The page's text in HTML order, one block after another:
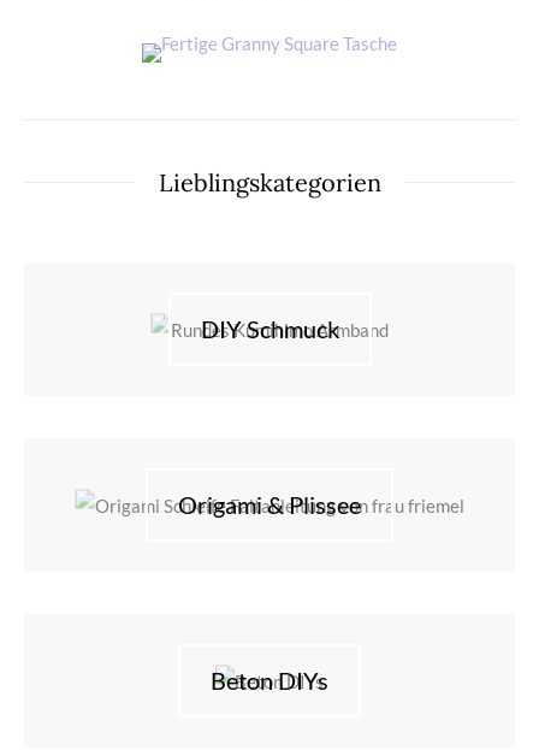
Lieblingskategorien
DIY Schmuck
Origami & Plissee
Beton DIYs